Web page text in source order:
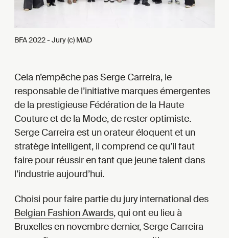
BFA 2022 - Jury (c) MAD
Cela n’empêche pas Serge Carreira, le
responsable de l’initiative marques émergentes
de la prestigieuse Fédération de la Haute
Couture et de la Mode, de rester optimiste.
Serge Carreira est un orateur éloquent et un
stratège intelligent, il comprend ce qu’il faut
faire pour réussir en tant que jeune talent dans
l’industrie aujourd’hui.
Choisi pour faire partie du jury international des
Belgian Fashion Awards, qui ont eu lieu à
Bruxelles en novembre dernier, Serge Carreira